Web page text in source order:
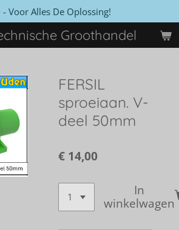
Groothandel
- Voor Alles De Oplossing!
FERSIL
sproeiaan. V-
deel 50mm
€ 14,00
In
winkelwagen